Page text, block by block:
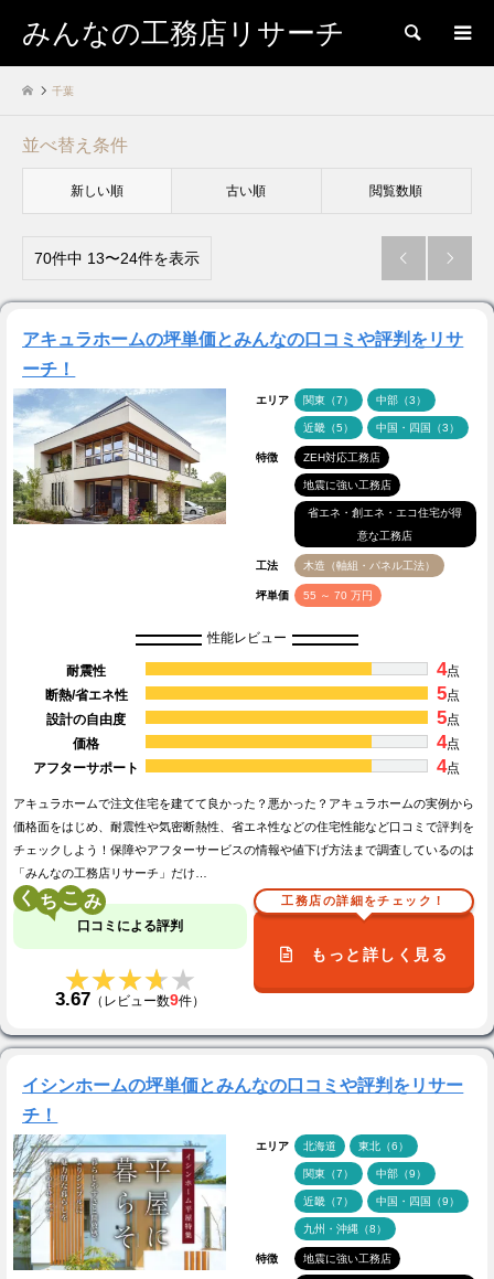
みんなの工務店リサーチ 検索
千葉
並べ替え条件
新しい順 古い順 閲覧数順
70件中 13〜24件を表示  
アキュラホームの坪単価とみんなの口コミや評判をリサ
ーチ！
エリア 関東（7） 中部（3）
近畿（5） 中国・四国（3）
特徴 ZEH対応工務店
地震に強い工務店
省エネ・創エネ・エコ住宅が得
意な工務店
工法 木造（軸組・パネル工法）
坪単価 55 ～ 70 万円
性能レビュー
耐震性 4点
断熱/省エネ性
5点
設計の自由度
5点
価格
4点
アフターサポート
4点
アキュラホームで注文住宅を建てて良かった？悪かった？アキュラホームの実例から
価格面をはじめ、耐震性や気密断熱性、省エネ性などの住宅性能など口コミで評判を
チェックしよう！保障やアフターサービスの情報や値下げ方法まで調査しているのは
「みんなの工務店リサーチ」だけ…
く こ
口コミによる評判
★★★★★
★★★★★
3.67 （レビュー数9件）
工務店の詳細をチェック！
もっと詳しく見る
イシンホームの坪単価とみんなの口コミや評判をリサー
チ！
エリア 北海道 東北（6）
関東（7） 中部（9）
近畿（7） 中国・四国（9）
九州・沖縄（8）
特徴 地震に強い工務店